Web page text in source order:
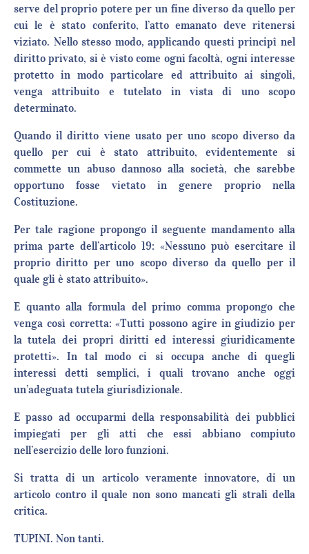
serve del proprio potere per un fine diverso da quello per
cui le è stato conferito, l’atto emanato deve ritenersi
viziato. Nello stesso modo, applicando questi principî nel
diritto privato, si è visto come ogni facoltà, ogni interesse
protetto in modo particolare ed attribuito ai singoli,
venga attribuito e tutelato in vista di uno scopo
determinato.
Quando il diritto viene usato per uno scopo diverso da
quello per cui è stato attribuito, evidentemente si
commette un abuso dannoso alla società, che sarebbe
opportuno fosse vietato in genere proprio nella
Costituzione.
Per tale ragione propongo il seguente mandamento alla
prima parte dell’articolo 19: «Nessuno può esercitare il
proprio diritto per uno scopo diverso da quello per il
quale gli è stato attribuito».
E quanto alla formula del primo comma propongo che
venga così corretta: «Tutti possono agire in giudizio per
la tutela dei propri diritti ed interessi giuridicamente
protetti». In tal modo ci si occupa anche di quegli
interessi detti semplici, i quali trovano anche oggi
un’adeguata tutela giurisdizionale.
E passo ad occuparmi della responsabilità dei pubblici
impiegati per gli atti che essi abbiano compiuto
nell’esercizio delle loro funzioni.
Si tratta di un articolo veramente innovatore, di un
articolo contro il quale non sono mancati gli strali della
critica.
TUPINI. Non tanti.